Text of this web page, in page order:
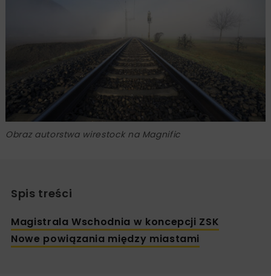
Obraz autorstwa wirestock na Magnific
Spis treści
Magistrala Wschodnia w koncepcji ZSK
Nowe powiązania między miastami